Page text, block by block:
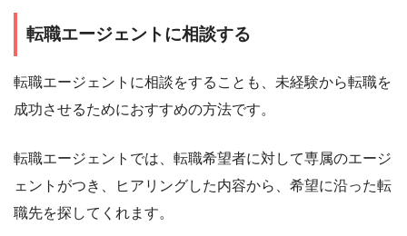
転職エージェントに相談する
転職エージェントに相談をすることも、未経験から転職を
成功させるためにおすすめの方法です。
転職エージェントでは、転職希望者に対して専属のエージ
ェントがつき、ヒアリングした内容から、希望に沿った転
職先を探してくれます。